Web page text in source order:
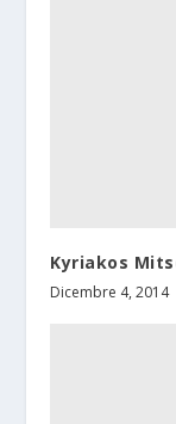
Kyriakos
Dicembre 4, 2014